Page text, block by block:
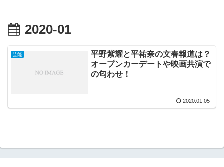
2020-01
芸能
平野紫耀と平祐奈の文春報道は？
オープンカーデートや映画共演で
の匂わせ！
2020.01.05